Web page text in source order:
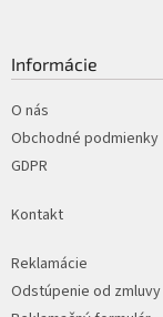
Informácie
O nás
Obchodné podmienky
GDPR
Kontakt
Reklamácie
Odstúpenie od zmluvy